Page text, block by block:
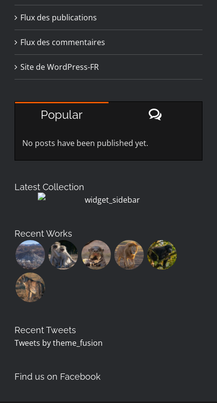
Flux des publications
Flux des commentaires
Site de WordPress-FR
Popular
No posts have been published yet.
Latest Collection
Recent Works
Recent Tweets
Tweets by theme_fusion
Find us on Facebook